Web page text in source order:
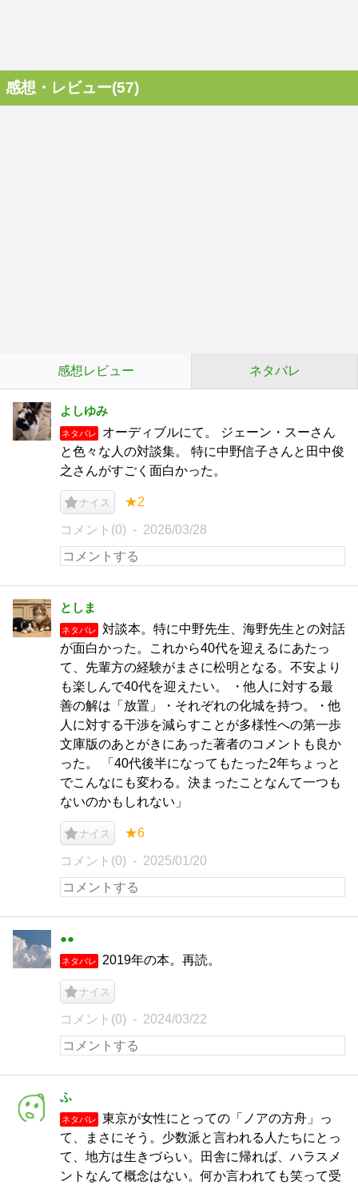
感想・レビュー(57)
感想レビュー ネタバレ
よしゆみ
ネタバレ
オーディブルにて。 ジェーン・スーさん
と色々な人の対談集。 特に中野信子さんと田中俊
之さんがすごく面白かった。
ナイス ★2
コメント(0) 2026/03/28
としま
ネタバレ
対談本。特に中野先生、海野先生との対話
が面白かった。これから40代を迎えるにあたっ
て、先輩方の経験がまさに松明となる。不安より
も楽しんで40代を迎えたい。 ・他人に対する最
善の解は「放置」・それぞれの化城を持つ。・他
人に対する干渉を減らすことが多様性への第一歩
文庫版のあとがきにあった著者のコメントも良か
った。 「40代後半になってもたった2年ちょっと
でこんなにも変わる。決まったことなんて一つも
ないのかもしれない」
ナイス ★6
コメント(0) 2025/01/20
●●
ネタバレ 2019年の本。再読。
ナイス
コメント(0) 2024/03/22
ふ
ネタバレ
東京が女性にとっての「ノアの方舟」っ
て、まさにそう。少数派と言われる人たちにとっ
て、地方は生きづらい。田舎に帰れば、ハラスメ
ントなんて概念はない。何か言われても笑って受